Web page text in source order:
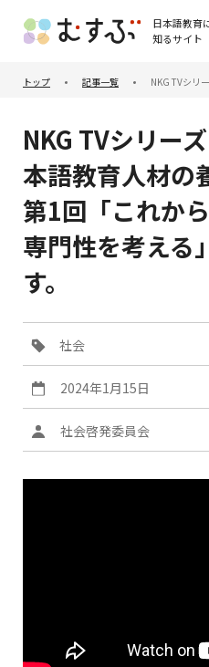
日本語教育
知るサイト
トップ 記事一覧 NKG TVシリ
NKG TVシリー
本語教育人材の
第1回「これか
専門性を考える
す。
社会
2024年1月15日
社会啓発委員会